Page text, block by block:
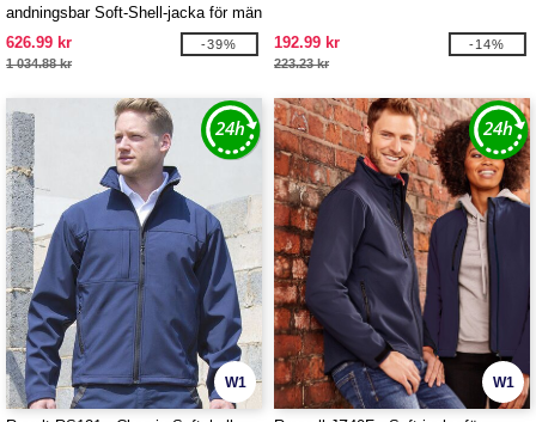
andningsbar Soft-Shell-jacka för män
626.99 kr
1 034.88 kr
-39% 192.99 kr
223.23 kr
-14%
W1 W1